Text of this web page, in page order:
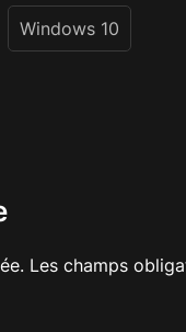
Windows 10
Les champs